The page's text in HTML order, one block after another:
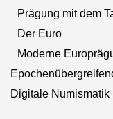
Prägung mit dem
Der Euro
Moderne
Digitale Numismatik